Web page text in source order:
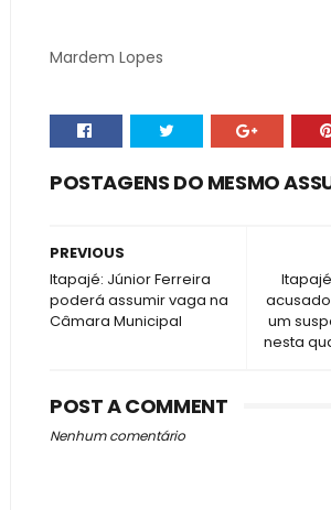
Mardem Lopes
POSTAGENS DO MESMO
um
nesta
PREVIOUS
Itapajé: Júnior Ferreira
poderá assumir vaga na
Câmara Municipal
POST A COMMENT
Nenhum comentário